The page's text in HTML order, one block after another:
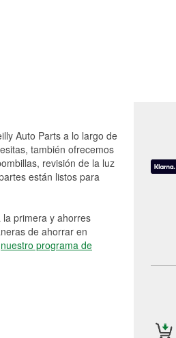
Auto Parts a lo largo de
también ofrecemos
revisión de la luz
están listos para
primera y ahorres
de ahorrar en
nuestro programa de